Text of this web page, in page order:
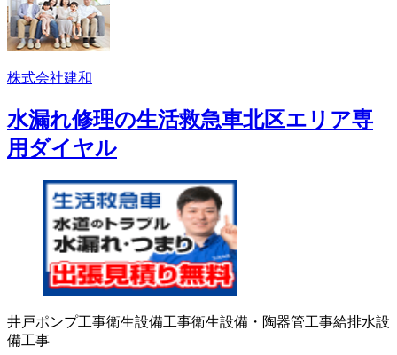
株式会社建和
水漏れ修理の生活救急車北区エリア専
用ダイヤル
井戸ポンプ工事衛生設備工事衛生設備・陶器管工事給排水設
備工事